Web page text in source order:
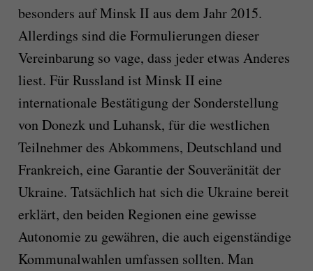
besonders auf Minsk II aus dem Jahr 2015.
Allerdings sind die Formulierungen dieser
Vereinbarung so vage, dass jeder etwas Anderes
liest. Für Russland ist Minsk II eine
internationale Bestätigung der Sonderstellung
von Donezk und Luhansk, für die westlichen
Teilnehmer des Abkommens, Deutschland und
Frankreich, eine Garantie der Souveränität der
Ukraine. Tatsächlich hat sich die Ukraine bereit
erklärt, den beiden Regionen eine gewisse
Autonomie zu gewähren, die auch eigenständige
Kommunalwahlen umfassen sollten. Man